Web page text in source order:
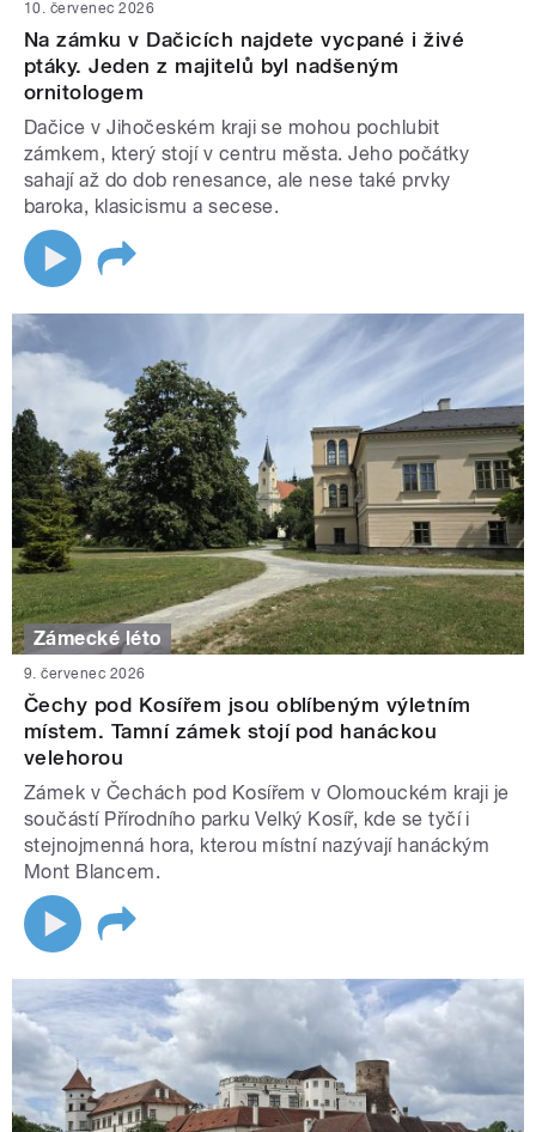
10. červenec 2026
Na zámku v Dačicích najdete vycpané i živé
ptáky. Jeden z majitelů byl nadšeným
ornitologem
Dačice v Jihočeském kraji se mohou pochlubit
zámkem, který stojí v centru města. Jeho počátky
sahají až do dob renesance, ale nese také prvky
baroka, klasicismu a secese.
Zámecké léto
9. červenec 2026
Čechy pod Kosířem jsou oblíbeným výletním
místem. Tamní zámek stojí pod hanáckou
velehorou
Zámek v Čechách pod Kosířem v Olomouckém kraji je
součástí Přírodního parku Velký Kosíř, kde se tyčí i
stejnojmenná hora, kterou místní nazývají hanáckým
Mont Blancem.